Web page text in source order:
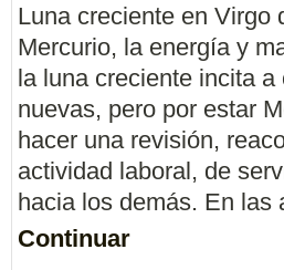
Luna creciente en
Mercurio, la energía y
la luna creciente incita
nuevas, pero por estar
hacer una revisión,
actividad laboral, de
hacia los demás. En
Continuar